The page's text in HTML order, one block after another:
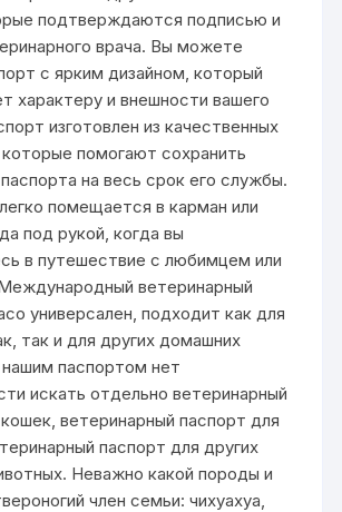
подтверждаются подписью и
врача. Вы можете
с ярким дизайном, который
характеру и внешности вашего
изготовлен из качественных
помогают сохранить
на весь срок его службы.
помещается в карман или
под рукой, когда вы
в путешествие с любимцем или
ветеринарный
универсален, подходит как для
так и для других домашних
паспортом нет
искать отдельно ветеринарный
ветеринарный паспорт для
паспорт для других
Неважно какой породы и
член семьи: чихуахуа,